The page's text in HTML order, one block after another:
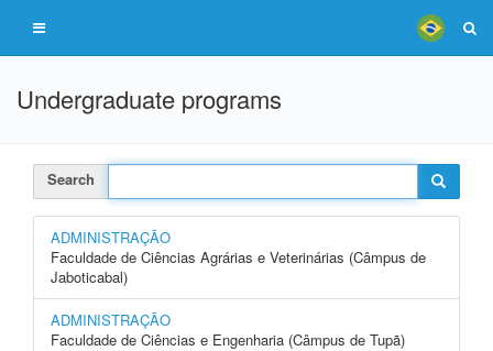
Undergraduate programs
Search
ADMINISTRAÇÃO
Faculdade de Ciências Agrárias e Veterinárias (Câmpus de
Jaboticabal)
ADMINISTRAÇÃO
Faculdade de Ciências e Engenharia (Câmpus de Tupã)